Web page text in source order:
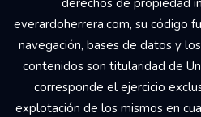
everardoherrera.com, su código
navegación, bases de datos y
contenidos son titularidad de
corresponde el ejercicio
explotación de los mismos en